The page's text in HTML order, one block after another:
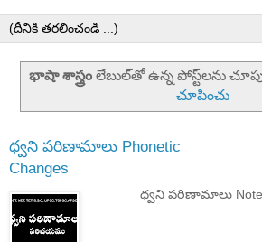
భాషా శాస్త్రం లేబుల్‌తో ఉన్న పోస్ట్‌లను
చూపించు
ధ్వని పరిణామాలు Phonetic
Changes
ధ్వని పరిణామాలు